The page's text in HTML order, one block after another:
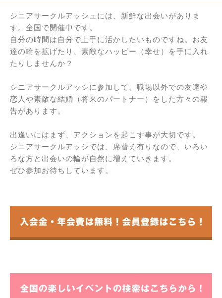
シニアサークルアッシュには、新鮮な出会いがありま
す。全国で開催中です。
自分の時間は自分で上手に活かしたいものですね。お友
達の輪を拡げたり、素敵なハッピー（幸せ）を手に入れ
たりしませんか？
シニアサークルアッシに参加して、職場以外での友達や
恋人や素敵な結婚（将来のパートナー）をした方々の報
告があります。
出逢いにはまず、アクションを起こす事が大切です。
シニアサークルアッシでは、席替え有りなので、いろい
ろな方と出会いの輪が自然に増えていきます。
ぜひ参加お待ちしています。